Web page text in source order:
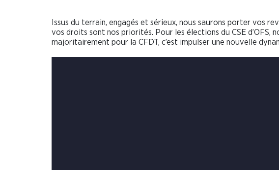
Issus du terrain, engagés et sérieux, nous saurons porter vos
vos droits sont nos priorités. Pour les élections du CSE d’OFS,
majoritairement pour la CFDT, c’est impulser une nouvelle